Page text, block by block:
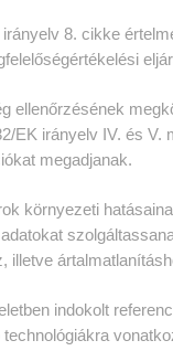
irányelv 8. cikke
ellenőrzésének
EK irányelv IV. és
megadjanak.
környezeti
illetve
indokolt